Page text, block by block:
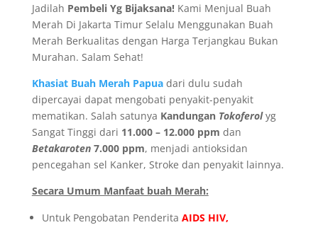
Jadilah Pembeli Yg Bijaksana!Kami Menjual Buah
Merah Di Jakarta Timur Selalu Menggunakan Buah
Merah Berkualitas dengan Harga Terjangkau Bukan
Murahan. Salam Sehat!
Khasiat Buah Merah Papuadari dulu sudah
dipercayai dapat mengobati penyakit-penyakit
mematikan. Salah satunya Kandungan Tokoferolyg
Sangat Tinggi dari 11.000 – 12.000 ppm dan
Betakaroten7.000 ppm, menjadi antioksidan
pencegahan sel Kanker, Stroke dan penyakit lainnya.
Secara Umum Manfaat buah Merah:
Untuk Pengobatan Penderita AIDS HIV,